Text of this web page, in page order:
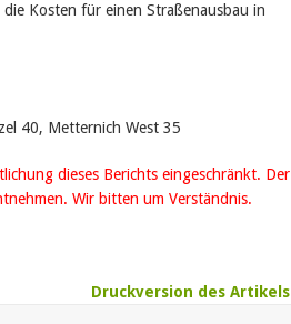
Kosten für einen Straßenausbau in
40, Metternich West 35
dieses Berichts eingeschränkt. Der
Wir bitten um Verständnis.
Druckversion des Artikels